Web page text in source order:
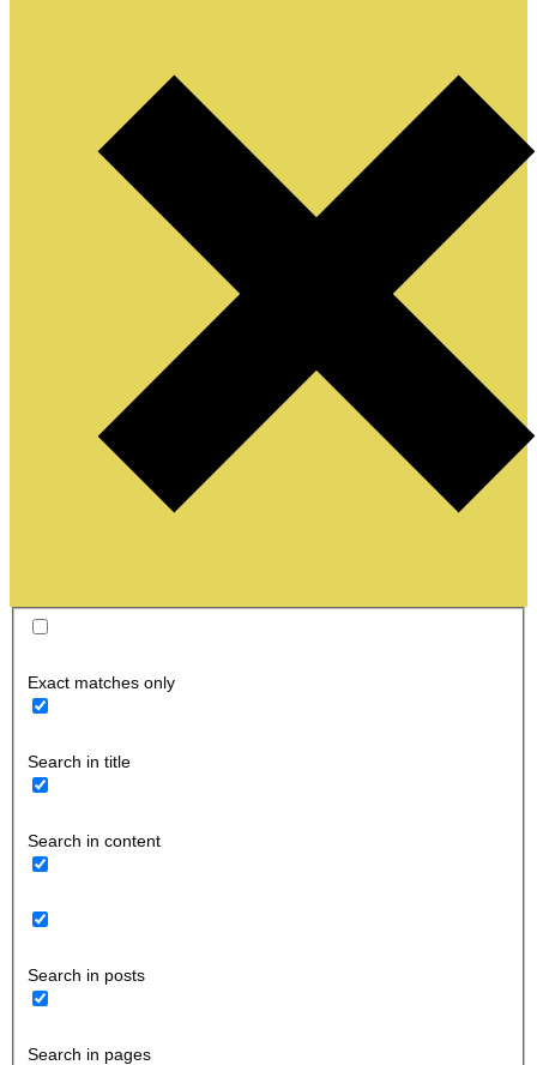
Exact matches only
Search in title
Search in content
Search in posts
Search in pages